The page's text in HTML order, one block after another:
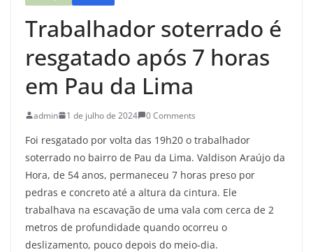
Trabalhador soterrado é
resgatado após 7 horas
em Pau da Lima
admin 1 de julho de 2024 0 Comments
Foi resgatado por volta das 19h20 o trabalhador
soterrado no bairro de Pau da Lima. Valdison Araújo da
Hora, de 54 anos, permaneceu 7 horas preso por
pedras e concreto até a altura da cintura. Ele
trabalhava na escavação de uma vala com cerca de 2
metros de profundidade quando ocorreu o
deslizamento, pouco depois do meio-dia.